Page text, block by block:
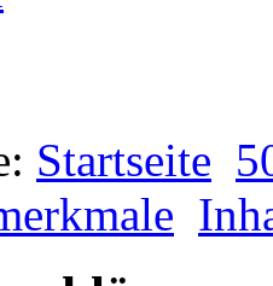
Startseite